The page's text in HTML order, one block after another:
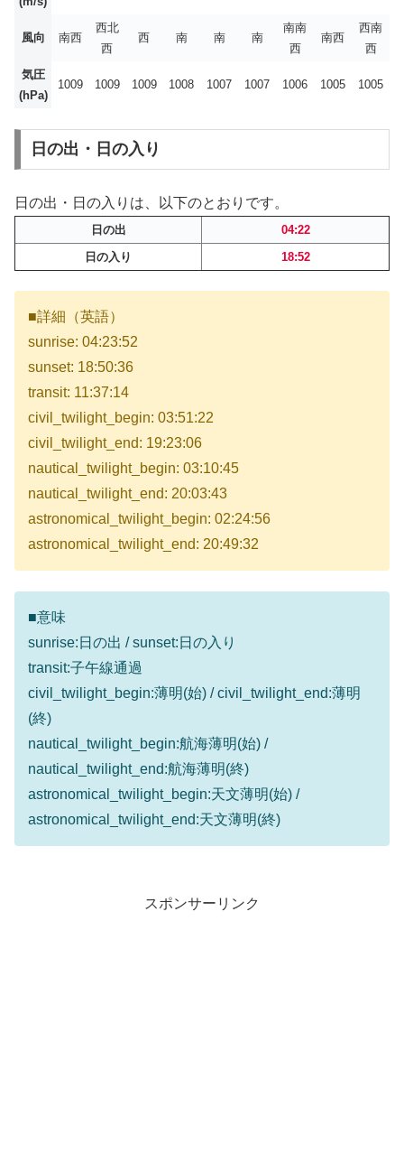
風向 南西
西北
西
西 南 南 南
南南
西
南西
西南
西
気圧
(hPa)
1009 1009 1009 1008 1007 1007 1006 1005 1005
日の出・日の入り
日の出・日の入りは、以下のとおりです。
日の出
04:22
日の入り
18:52
■詳細（英語）
sunrise: 04:23:52
sunset: 18:50:36
transit: 11:37:14
civil_twilight_begin: 03:51:22
civil_twilight_end: 19:23:06
nautical_twilight_begin: 03:10:45
nautical_twilight_end: 20:03:43
astronomical_twilight_begin: 02:24:56
astronomical_twilight_end: 20:49:32
■意味
sunrise:日の出 / sunset:日の入り
transit:子午線通過
civil_twilight_begin:薄明(始) / civil_twilight_end:薄明
(終)
nautical_twilight_begin:航海薄明(始) /
nautical_twilight_end:航海薄明(終)
astronomical_twilight_begin:天文薄明(始) /
astronomical_twilight_end:天文薄明(終)
スポンサーリンク